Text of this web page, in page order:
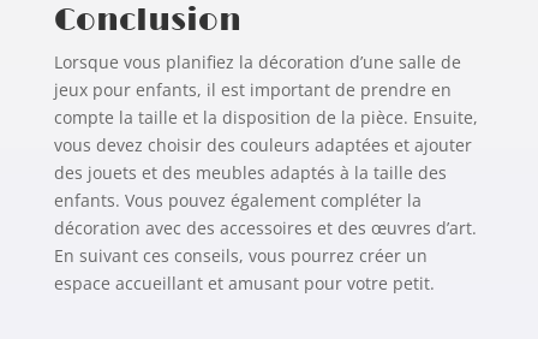
Conclusion
Lorsque vous planifiez la décoration d’une salle de
jeux pour enfants, il est important de prendre en
compte la taille et la disposition de la pièce. Ensuite,
vous devez choisir des couleurs adaptées et ajouter
des jouets et des meubles adaptés à la taille des
enfants. Vous pouvez également compléter la
décoration avec des accessoires et des œuvres d’art.
En suivant ces conseils, vous pourrez créer un
espace accueillant et amusant pour votre petit.